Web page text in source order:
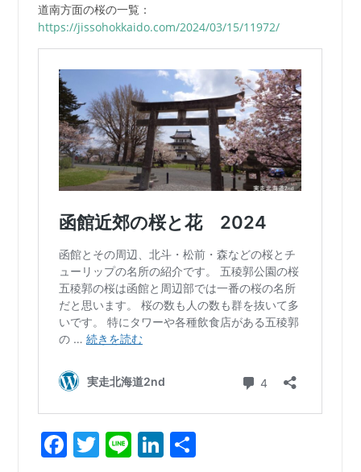
道南方面の桜の一覧：
https://jissohokkaido.com/2024/03/15/11972/
Facebook
Twitter
LineLinkedIn
共